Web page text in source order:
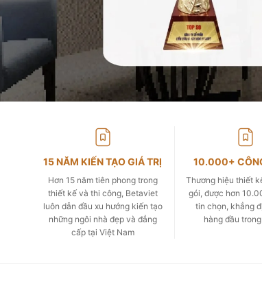
15 NĂM KIẾN TẠO GIÁ TRỊ
Hơn 15 năm tiên phong trong
thiết kế và thi công, Betaviet
luôn dẫn đầu xu hướng kiến tạo
những ngôi nhà đẹp và đẳng
cấp tại Việt Nam
10.000+
Thương hiệu thiết
gói, được hơn
tin chọn, khẳng
hàng đầu